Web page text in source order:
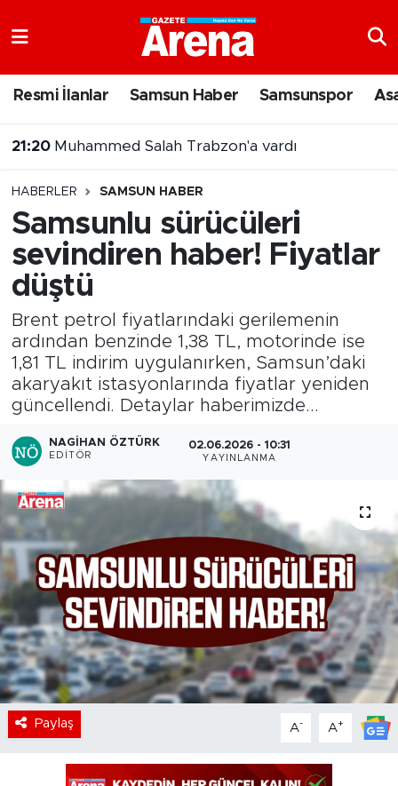
Resmi İlanlar Samsun Haber Samsunspor
21:20 Muhammed Salah Trabzon'a vardı
HABERLER SAMSUN HABER
Samsunlu sürücüleri
sevindiren haber! Fiyatlar
düştü
Brent petrol fiyatlarındaki gerilemenin
ardından benzinde 1,38 TL, motorinde ise
1,81 TL indirim uygulanırken, Samsun’daki
akaryakıt istasyonlarında fiyatlar yeniden
güncellendi. Detaylar haberimizde...
NAGIHAN ÖZTÜRK
EDITÖR
02.06.2026 - 10:31
YAYINLANMA
Paylaş A- A+
Süper Lig Puan Durumu ve Fikstür
Tüm Manşetler
Son Dakika Haberleri
Haber Arşivi